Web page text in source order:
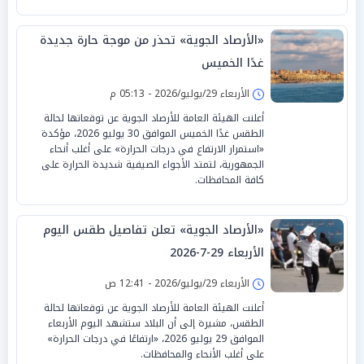
«الأرصاد الجوية» تحذر من موجة حارة جديدة
غدًا الخميس
الأربعاء 29/يوليو/2026 - 05:13 م
أعلنت الهيئة العامة للأرصاد الجوية عن توقعاتها لحالة
الطقس غدًا الخميس الموافق 30 يوليو 2026، مؤكدة
«استمرار الارتفاع في درجات الحرارة» على أغلب أنحاء
الجمهورية، لتمتد الأجواء الصيفية شديدة الحرارة على
كافة المحافظات.
«الأرصاد الجوية» تعلن تفاصيل طقس اليوم
الأربعاء 29-7-2026
الأربعاء 29/يوليو/2026 - 12:41 ص
أعلنت الهيئة العامة للأرصاد الجوية عن توقعاتها لحالة
الطقس، مشيرة إلى أن البلاد ستشهد اليوم الأربعاء
الموافق 29 يوليو 2026، «ارتفاعًا في درجات الحرارة»
على أغلب الأنحاء والمحافظات.